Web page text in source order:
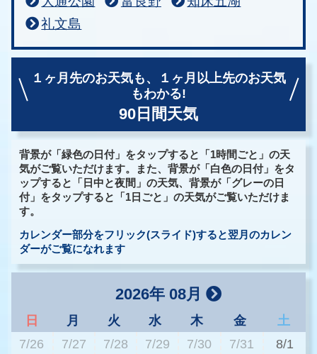
礼文島
１ヶ月先のお天気も、
１ヶ月以上先のお天気
もわかる!
90日間天気
背景が「緑色の日付」をタップすると「1時間ごと」の天
気がご覧いただけます。また、背景が「白色の日付」をタ
ップすると「日中と夜間」の天気、背景が「グレーの日
付」をタップすると「1日ごと」の天気がご覧いただけま
す。
カレンダー部分をフリック(スライド)すると翌月のカレン
ダーがご覧になれます
2026年 08月
日 月 火 水 木 金
土
7/26
7/27 7/28 7/29 7/30 7/31 8/1